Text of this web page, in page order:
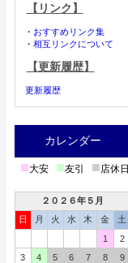
【リンク】
・ おすすめリンク集
・ 相互リンクについて
【更新履歴】
更新履歴
カレンダー
■大安 ■友引 ■店休日
２０２６年５月
日
月 火 水 木 金
土
1
2
3
4 5 6 7 8
9